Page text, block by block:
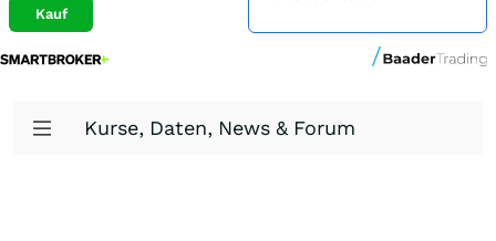
Kauf
Kurse, Daten, News & Forum